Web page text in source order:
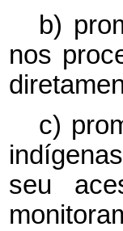
b)
nos
c)
seu